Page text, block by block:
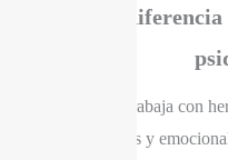
¿Qué
El psicólogo trabaja con
conductuales y